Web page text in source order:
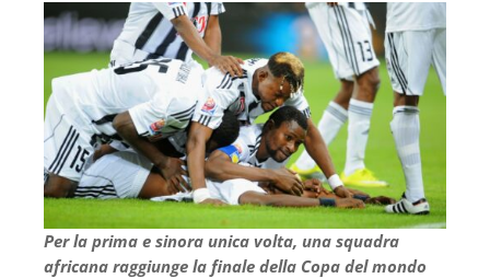
Per la prima e sinora unica volta, una squadra
africana raggiunge la finale della Copa del mondo